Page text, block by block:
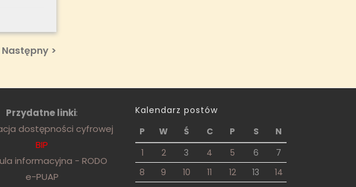
Next
Następny >
Przydatne linki:
dostępności cyfrowej
BIP
informacyjna - RODO
e-PUAP
Kalendarz postów
P
W Ś C P S
N
1
2 3 4 5 6
7
8
9 10 11 12 13
14